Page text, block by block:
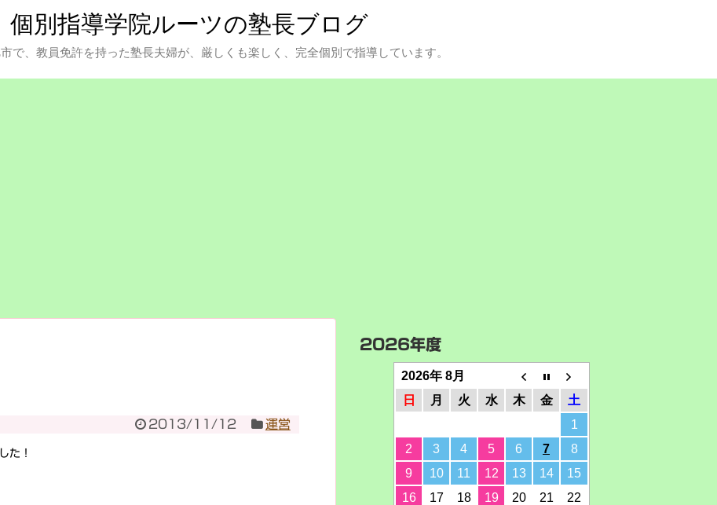
個別指導学院ルーツの塾長ブログ
で、教員免許を持った塾長夫婦が、厳しくも楽しく、完全個別で指導しています。
2013/11/12 運営
た！
2026年度
2026年 8月
日
月 火 水 木 金
土
1
2
3 4 5 6 7
8
9
10 11 12 13 14
15
16
17 18 19 20 21
22